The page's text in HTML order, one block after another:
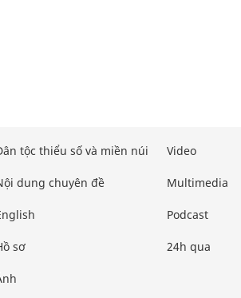
tộc thiểu số và miền núi
dung chuyên đề
sơ
Video
Multimedia
Podcast
24h qua